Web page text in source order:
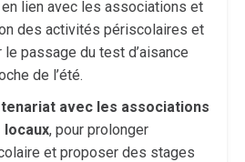
lien avec les associations et
des activités périscolaires et
passage du test d’aisance
de l’été.
avec les associations
, pour prolonger
et proposer des stages